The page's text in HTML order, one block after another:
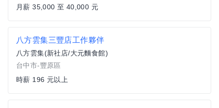
月薪 35,000 至 40,000 元
八方雲集三豐店工作夥伴
八方雲集(新社店/大元麵食館)
台中市-豐原區
時薪 196 元以上